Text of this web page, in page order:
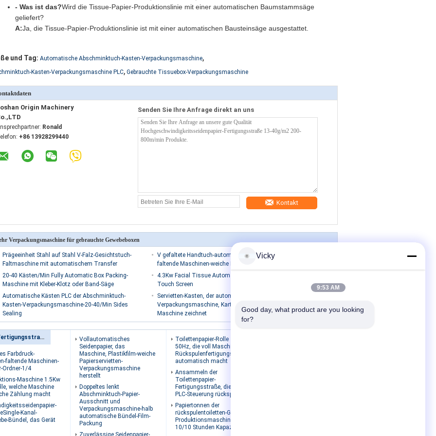
- Was ist das?Wird die Tissue-Papier-Produktionslinie mit einer automatischen Baumstammsäge
geliefert?
A:Ja, die Tissue-Papier-Produktionslinie ist mit einer automatischen Bausteinsäge ausgestattet.
und Tag: Automatische Abschminktuch-Kasten-Verpackungsmaschine,
Kasten-Verpackungsmaschine PLC, Gebrauchte Tissuebox-Verpackungsmaschine
Origin Machinery
Ronald
+86 13928299440
Senden Sie Ihre Anfrage direkt an uns
Kontakt
Verpackungsmaschine für gebrauchte Gewebeboxen
Prägeeinheit Stahl auf Stahl V-Falz-Gesichtstuch-
Faltmaschine mit automatischem Transfer
V gefaltete Handtuch-automatische Abschminktuch-
faltende Maschinen-weiche Kasten-Verpackung
20-40 Kästen/Min Fully Automatic Box Packing-
Maschine mit Kleber-Klotz oder Band-Säge
4.3Kw Facial Tissue Automatic Box Packing Machine
Touch Screen
Automatische Kästen PLC der Abschminktuch-
Kasten-Verpackungsmaschine-20-40/Min Sides
Sealing
Servietten-Kasten, der automatische Kasten-
Verpackungsmaschine, Karton-Kasten-Verpackungs-
Maschine zeichnet
Seidenpapier-Fertigungsstraße
Farbdruck-
faltende Maschinen-
Ordner-1/4
Maschine 1.5Kw
welche Maschine
Zählung macht
Kanal-
Bündel, das Gerät
Vollautomatisches
Seidenpapier, das
Maschine, Plastikfilm-weiche
Papierservietten-
Verpackungsmaschine
herstellt
Doppeltes lenkt
Abschminktuch-Papier-
Ausschnitt und
Verpackungsmaschine-halb
automatische Bündel-Film-
Packung
Zuverlässige Seidenpapier-
Toilettenpapier-Rolle 380V
50Hz, die voll Maschinen-
Rückspulenfertigungsstraße
automatisch macht
Ansammeln der
Toilettenpapier-
Fertigungsstraße, die SIMEN
PLC-Steuerung rückspult
Papiertonnen der
rückspulentoiletten-Gewebe-
Produktionsmaschine-8-
10/10 Stunden Kapazitäts-
Vicky
9:53 AM
Good day, what product are you looking
for?